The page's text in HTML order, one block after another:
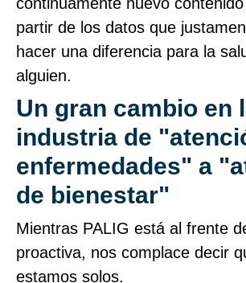
partir de los datos que
hacer una diferencia para la
alguien.
Un gran cambio en
industria de
enfermedades" a
de bienestar"
Mientras PALIG está al frente
proactiva, nos complace decir
estamos solos.